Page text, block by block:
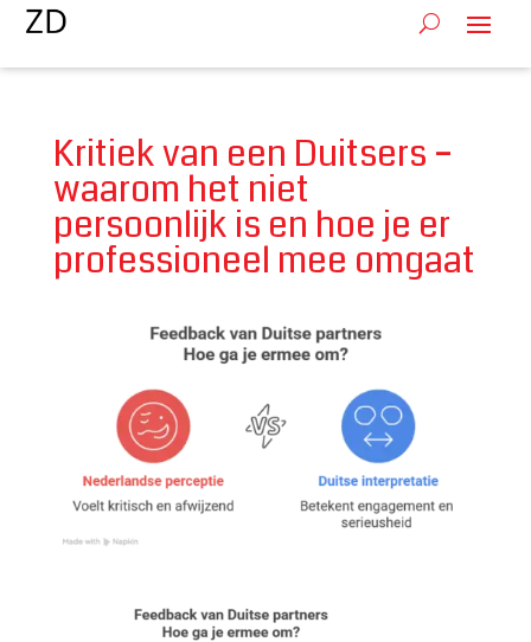
Kritiek van een Duitsers –
waarom het niet
persoonlijk is en hoe je er
professioneel mee omgaat